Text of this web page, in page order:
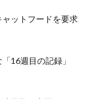
ットフードを要求
16週目の記録」